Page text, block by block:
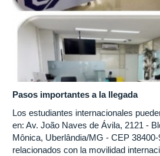
Pasos importantes a la llegada
Los estudiantes internacionales
en: Av. João Naves de Ávila, 2121 -
Mônica, Uberlândia/MG - CEP
relacionados con la movilidad